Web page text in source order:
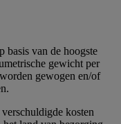
basis van de hoogste
gewicht per
gewogen en/of
kosten